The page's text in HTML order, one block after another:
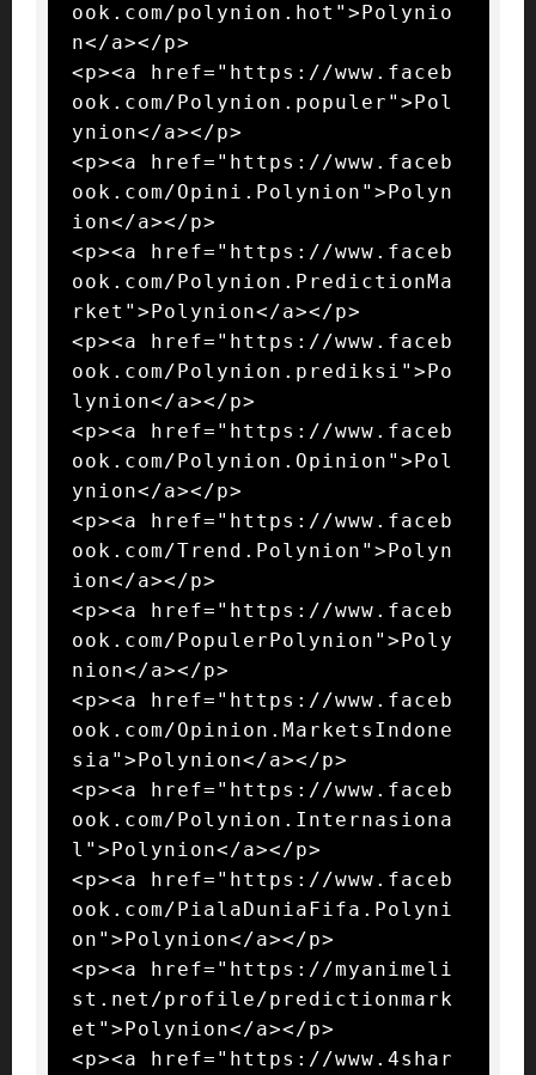
ook.com/polynion.hot">Polynio
n</a></p>
<p><a href="https://www.faceb
ook.com/Polynion.populer">Pol
ynion</a></p>
<p><a href="https://www.faceb
ook.com/Opini.Polynion">Polyn
ion</a></p>
<p><a href="https://www.faceb
ook.com/Polynion.PredictionMa
rket">Polynion</a></p>
<p><a href="https://www.faceb
ook.com/Polynion.prediksi">Po
lynion</a></p>
<p><a href="https://www.faceb
ook.com/Polynion.Opinion">Pol
ynion</a></p>
<p><a href="https://www.faceb
ook.com/Trend.Polynion">Polyn
ion</a></p>
<p><a href="https://www.faceb
ook.com/PopulerPolynion">Poly
nion</a></p>
<p><a href="https://www.faceb
ook.com/Opinion.MarketsIndone
sia">Polynion</a></p>
<p><a href="https://www.faceb
ook.com/Polynion.Internasiona
l">Polynion</a></p>
<p><a href="https://www.faceb
ook.com/PialaDuniaFifa.Polyni
on">Polynion</a></p>
<p><a href="https://myanimeli
st.net/profile/predictionmark
et">Polynion</a></p>
<p><a href="https://www.4shar